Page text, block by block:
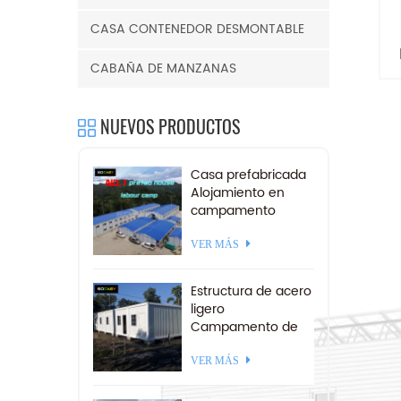
CASA CONTENEDOR DESMONTABLE
CABAÑA DE MANZANAS
NUEVOS PRODUCTOS
Casa prefabricada
Alojamiento en
campamento
trabajo
venta
VER MÁS
Estructura de acero
ligero
Campamento de
desmontables 20
VER MÁS